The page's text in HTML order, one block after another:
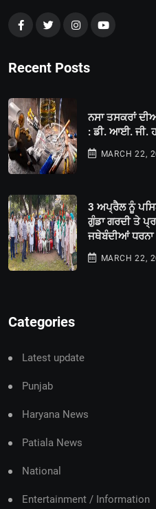
Recent Posts
ਨਸਾ ਤਸਕਰਾਂ
: ਡੀ. ਆਈ. ਜੀ.
MARCH 22,
3 ਅਪ੍ਰੈਲ ਨੂੰ
ਗੁੰਡਾ ਗਰਦੀ ਤੇ
ਜਥੇਬੰਦੀਆਂ ਧਰਨਾ
MARCH 22,
Categories
Latest update
Punjab
Haryana News
Patiala News
National
Entertainment / Information